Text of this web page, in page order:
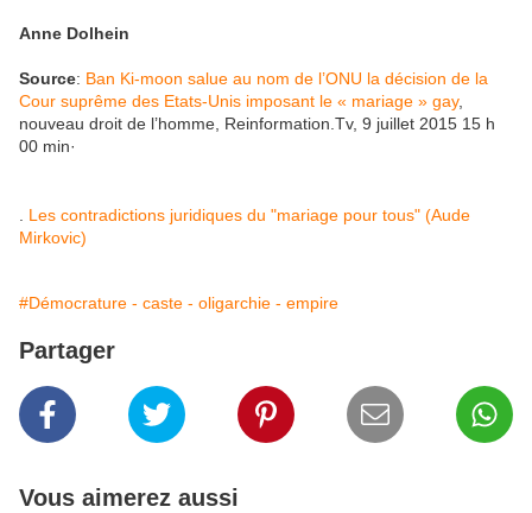
Anne Dolhein
Source: Ban Ki-moon salue au nom de l’ONU la décision de la
Cour suprême des Etats-Unis imposant le « mariage » gay,
nouveau droit de l’homme, Reinformation.Tv, 9 juillet 2015 15 h
00 min·
Les contradictions juridiques du "mariage pour tous" (Aude
Mirkovic)
#Démocrature - caste - oligarchie - empire
Partager
Vous aimerez aussi